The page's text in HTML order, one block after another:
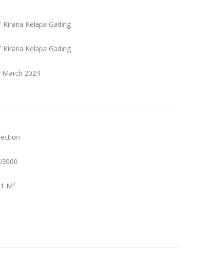
Kirana Kelapa Gading
Kirana Kelapa Gading
March 2024
M²